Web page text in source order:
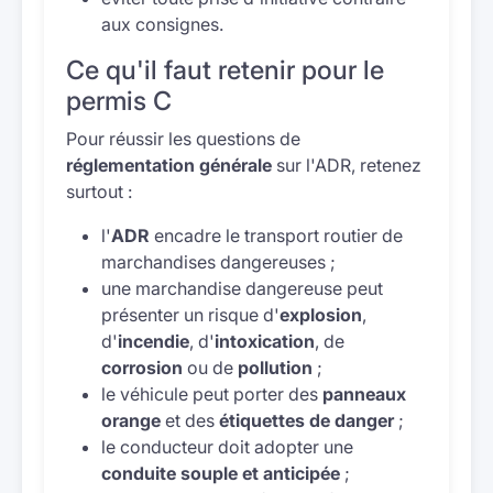
aux consignes.
Ce qu'il faut retenir pour le
permis C
Pour réussir les questions de
réglementation générale sur l'ADR, retenez
surtout :
l'ADR encadre le transport routier de
marchandises dangereuses ;
une marchandise dangereuse peut
présenter un risque d'explosion,
d'incendie, d'intoxication, de
corrosion ou de pollution ;
le véhicule peut porter des panneaux
orange et des étiquettes de danger;
le conducteur doit adopter une
conduite souple et anticipée ;